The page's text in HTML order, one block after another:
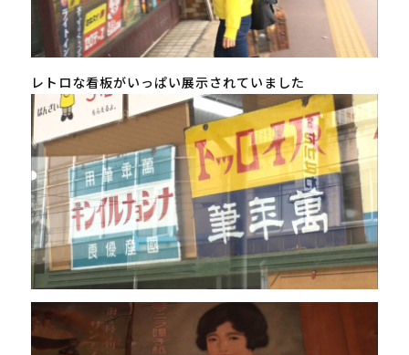
レトロな看板がいっぱい展示されていました